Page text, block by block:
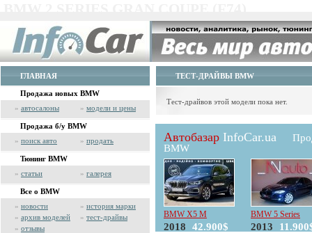
ГЛАВНАЯ
Продажа новых BMW
» автосалоны » модели и цены
Продажа б/у BMW
» поиск авто » продать
Тюнинг BMW
» статьи » галерея
Все о BMW
» новости » история марки
» архив моделей » тест-драйвы
» отзывы
ТЕСТ-ДРАЙВЫ BMW
Тест-драйвов этой модели пока нет.
Автобазар InfoCar.ua
BMW
BMW X5 M
2018 42.900$
BMW 5 Series
2013